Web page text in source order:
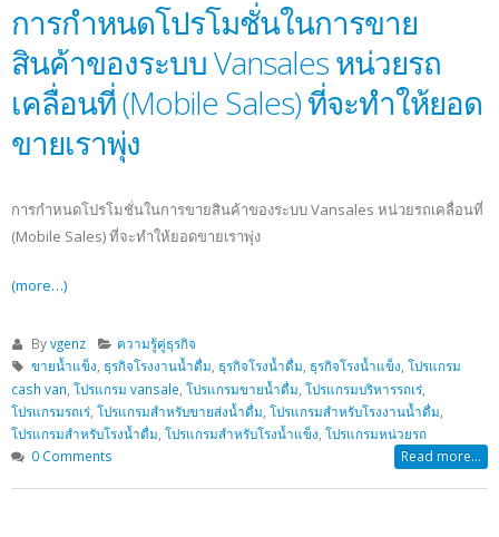
การกำหนดโปรโมชั่นในการขาย
สินค้าของระบบ Vansales หน่วยรถ
เคลื่อนที่ (Mobile Sales) ที่จะทำให้ยอด
ขายเราพุ่ง
การกำหนดโปรโมชั่นในการขายสินค้าของระบบ Vansales หน่วยรถเคลื่อนที่
(Mobile Sales) ที่จะทำให้ยอดขายเราพุ่ง
(more…)
Byvgenz
ความรู้คู่ธุรกิจ
ขายน้ำแข็ง, ธุรกิจโรงงานน้ำดื่ม, ธุรกิจโรงน้ำดื่ม, ธุรกิจโรงน้ำแข็ง, โปรแกรม
cash van โปรแกรม vansale โปรแกรมขายน้ำดื่ม โปรแกรมบริหารรถเร่
โปรแกรมรถเร่ โปรแกรมสำหรับขายส่งน้ำดื่ม โปรแกรมสำหรับโรงงานน้ำดื่ม
โปรแกรมสำหรับโรงน้ำดื่ม โปรแกรมสำหรับโรงน้ำแข็ง โปรแกรมหน่วยรถ
0 Comments
Read more...